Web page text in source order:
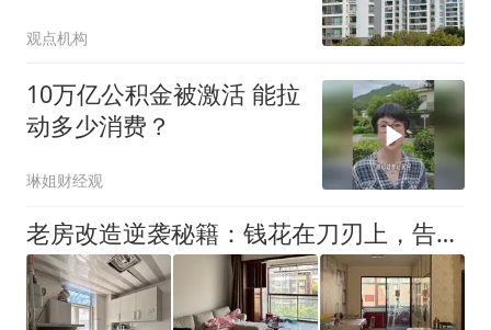
观点机构
10万亿公积金被激活 能拉
动多少消费？
琳姐财经观
老房改造逆袭秘籍：钱花在刀刃上，告别老破小